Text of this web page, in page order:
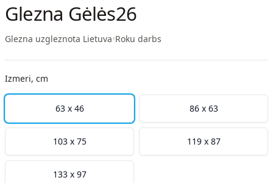
Glezna Gėlės26
Glezna uzgleznota Lietuva•Roku darbs
Izmeri, cm
63 x 46 86 x 63
103 x 75 119 x 87
133 x 97